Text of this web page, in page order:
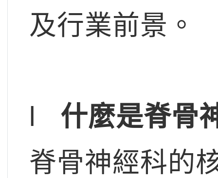
及行業前景。
l 什麼是脊骨
脊骨神經科的